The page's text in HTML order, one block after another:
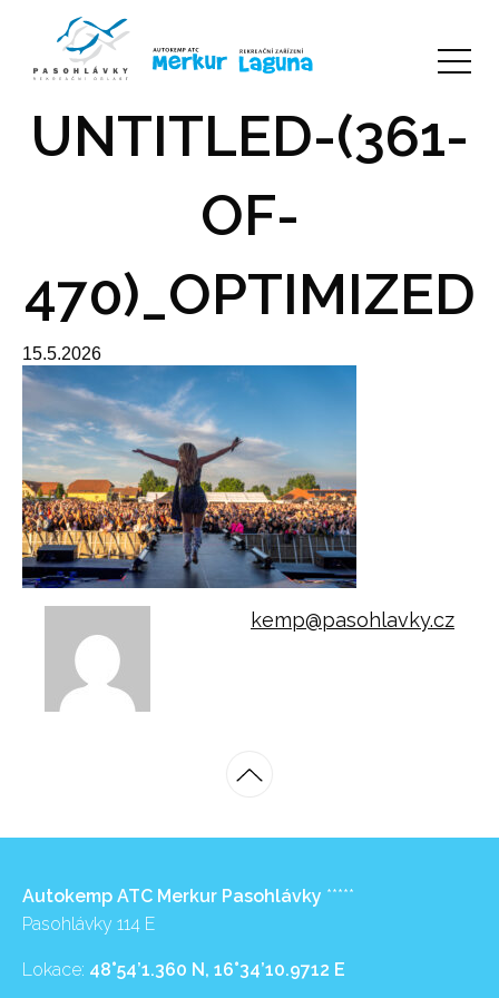
UNTITLED-(361-
OF-
470)_OPTIMIZED
15.5.2026
kemp@pasohlavky.cz
Autokemp ATC Merkur Pasohlávky *****
Pasohlávky 114 E
Lokace: 48°54’1.360 N, 16°34’10.9712 E